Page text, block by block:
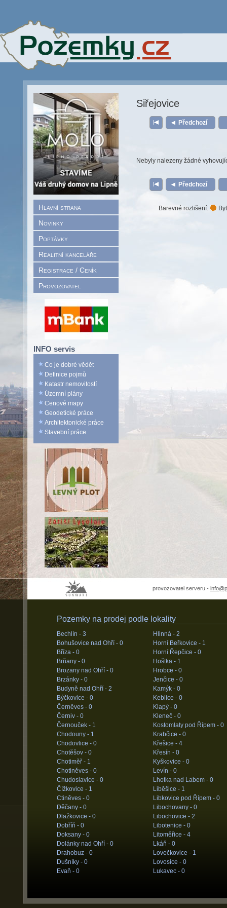
Hlavní strana
Novinky
Poptávky
Realitní kanceláře
Registrace / Ceník
Provozovatel
INFO servis
Co je dobré vědět
Definice pojmů
Katastr nemovitostí
Územní plány
Cenové mapy
Geodetické práce
Architektonické práce
Stavební práce
Siřejovice
Předchozí
Nebyly nalezeny žádné
Předchozí
Barevné rozlišení:
provozovatel serveru -
Pozemky na prodej podle lokality
Bechlín - 3
Bohušovice nad Ohří - 0
Bříza - 0
Brňany - 0
Brozany nad Ohří - 0
Brzánky - 0
Budyně nad Ohří - 2
Býčkovice - 0
Černěves - 0
Černiv - 0
Černouček - 1
Chodouny - 1
Chodovlice - 0
Chotěšov - 0
Chotiměř - 1
Chotiněves - 0
Chudoslavice - 0
Čížkovice - 1
Ctiněves - 0
Děčany - 0
Dlažkovice - 0
Dobříň - 0
Doksany - 0
Dolánky nad Ohří - 0
Drahobuz - 0
Dušníky - 0
Evaň - 0
Hlinná - 2
Horní Beřkovice - 1
Horní Řepčice - 0
Hoštka - 1
Hrobce - 0
Jenčice - 0
Kamýk - 0
Keblice - 0
Klapý - 0
Kleneč - 0
Kostomlaty pod Řípem - 0
Krabčice - 0
Křešice - 4
Křesín - 0
Kyškovice - 0
Levín - 0
Lhotka nad Labem - 0
Liběšice - 1
Libkovice pod Řípem - 0
Libochovany - 0
Libochovice - 2
Libotenice - 0
Litoměřice - 4
Lkáň - 0
Lovečkovice - 1
Lovosice - 0
Lukavec - 0